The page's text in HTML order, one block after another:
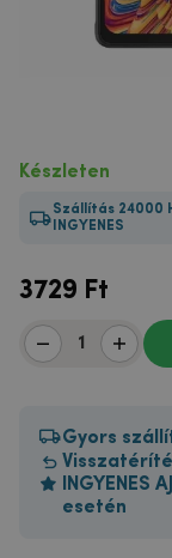
Készleten
Szállítás 24000
INGYENES
3729 Ft
Gyors
INGYENES
esetén